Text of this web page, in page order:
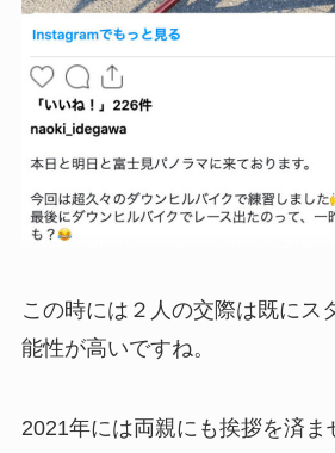
この時には２人の交際は既にス
能性が高いですね。
2021年には両親にも挨拶を済ま